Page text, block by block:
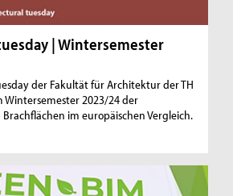
| Wintersemester
der Fakultät für Architektur der TH
Wintersemester 2023/24 der
im europäischen Vergleich.